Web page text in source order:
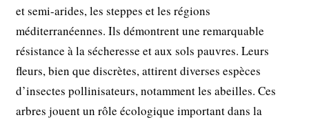
et semi-arides, les steppes et les régions
méditerranéennes. Ils démontrent une remarquable
résistance à la sécheresse et aux sols pauvres. Leurs
fleurs, bien que discrètes, attirent diverses espèces
d’insectes pollinisateurs, notamment les abeilles. Ces
arbres jouent un rôle écologique important dans la